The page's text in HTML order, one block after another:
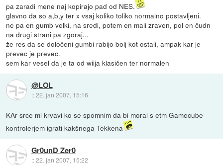
pa zaradi mene naj kopirajo pad od NES.
glavno da so a,b,y ter x vsaj koliko toliko normalno postavljeni.
ne pa en gumb velki, na sredi, potem en mali zraven, pol en čudn
na drugi strani pa zgoraj...
že res da se določeni gumbi rabijo bolj kot ostali, ampak kar je
prevec je prevec.
sem kar vesel da je ta od wiija klasičen ter normalen
@LOL
::22. jan 2007, 15:16
KAr srce mi krvavi ko se spomnim da bi moral s etm Gamecube
kontrolerjem igrati kakšnega Tekkena
Gr0unD Zer0
::22. jan 2007, 15:22